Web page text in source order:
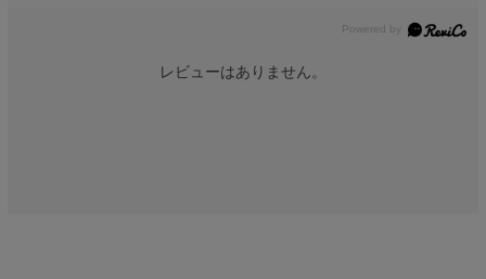
レビューはありません。